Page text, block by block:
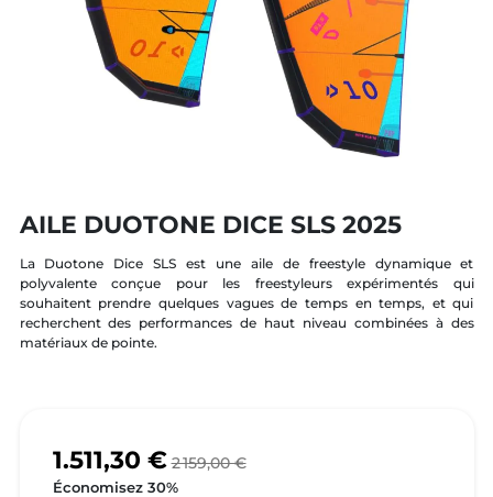
AILE DUOTONE DICE SLS 2025
La Duotone Dice SLS est une aile de freestyle dynamique et
polyvalente conçue pour les freestyleurs expérimentés qui
souhaitent prendre quelques vagues de temps en temps, et qui
recherchent des performances de haut niveau combinées à des
matériaux de pointe.
1.511,30 € 2 159,00 €
Économisez 30%